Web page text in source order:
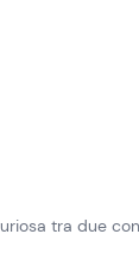
tra due